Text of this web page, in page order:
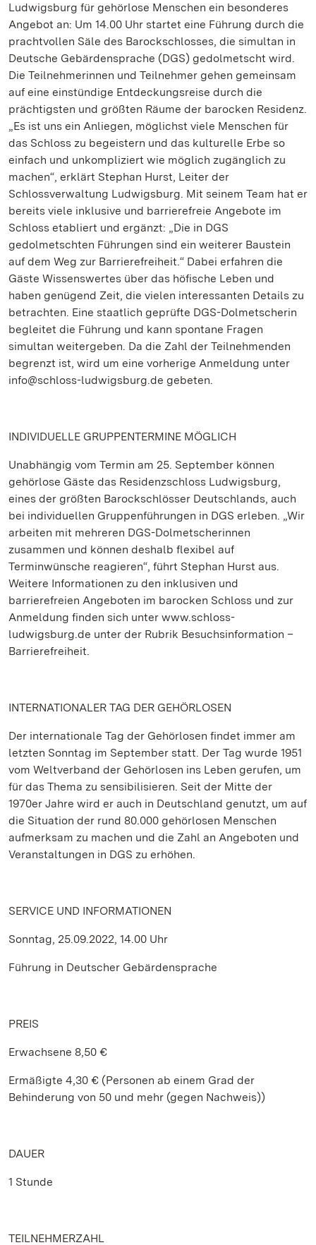
Ludwigsburg für gehörlose Menschen ein besonderes
Angebot an: Um 14.00 Uhr startet eine Führung durch die
prachtvollen Säle des Barockschlosses, die simultan in
Deutsche Gebärdensprache (DGS) gedolmetscht wird.
Die Teilnehmerinnen und Teilnehmer gehen gemeinsam
auf eine einstündige Entdeckungsreise durch die
prächtigsten und größten Räume der barocken Residenz.
„Es ist uns ein Anliegen, möglichst viele Menschen für
das Schloss zu begeistern und das kulturelle Erbe so
einfach und unkompliziert wie möglich zugänglich zu
machen“, erklärt Stephan Hurst, Leiter der
Schlossverwaltung Ludwigsburg. Mit seinem Team hat er
bereits viele inklusive und barrierefreie Angebote im
Schloss etabliert und ergänzt: „Die in DGS
gedolmetschten Führungen sind ein weiterer Baustein
auf dem Weg zur Barrierefreiheit.“ Dabei erfahren die
Gäste Wissenswertes über das höfische Leben und
haben genügend Zeit, die vielen interessanten Details zu
betrachten. Eine staatlich geprüfte DGS-Dolmetscherin
begleitet die Führung und kann spontane Fragen
simultan weitergeben. Da die Zahl der Teilnehmenden
begrenzt ist, wird um eine vorherige Anmeldung unter
info@schloss-ludwigsburg.de gebeten.
INDIVIDUELLE GRUPPENTERMINE MÖGLICH
Unabhängig vom Termin am 25. September können
gehörlose Gäste das Residenzschloss Ludwigsburg,
eines der größten Barockschlösser Deutschlands, auch
bei individuellen Gruppenführungen in DGS erleben. „Wir
arbeiten mit mehreren DGS-Dolmetscherinnen
zusammen und können deshalb flexibel auf
Terminwünsche reagieren“, führt Stephan Hurst aus.
Weitere Informationen zu den inklusiven und
barrierefreien Angeboten im barocken Schloss und zur
Anmeldung finden sich unter www.schloss-
ludwigsburg.de unter der Rubrik Besuchsinformation –
Barrierefreiheit.
INTERNATIONALER TAG DER GEHÖRLOSEN
Der internationale Tag der Gehörlosen findet immer am
letzten Sonntag im September statt. Der Tag wurde 1951
vom Weltverband der Gehörlosen ins Leben gerufen, um
für das Thema zu sensibilisieren. Seit der Mitte der
1970er Jahre wird er auch in Deutschland genutzt, um auf
die Situation der rund 80.000 gehörlosen Menschen
aufmerksam zu machen und die Zahl an Angeboten und
Veranstaltungen in DGS zu erhöhen.
SERVICE UND INFORMATIONEN
Sonntag, 25.09.2022, 14.00 Uhr
Führung in Deutscher Gebärdensprache
PREIS
Erwachsene 8,50 €
Ermäßigte 4,30 € (Personen ab einem Grad der
Behinderung von 50 und mehr (gegen Nachweis))
DAUER
1 Stunde
TEILNEHMERZAHL